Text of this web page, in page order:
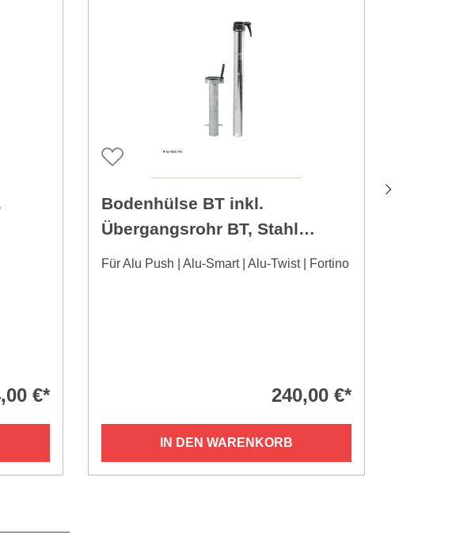
€*
Bodenhülse BT inkl.
Übergangsrohr BT, Stahl
verzinkt
Für Alu Push | Alu-Smart | Alu-Twist | Fortino
240,00 €*
IN DEN WARENKORB